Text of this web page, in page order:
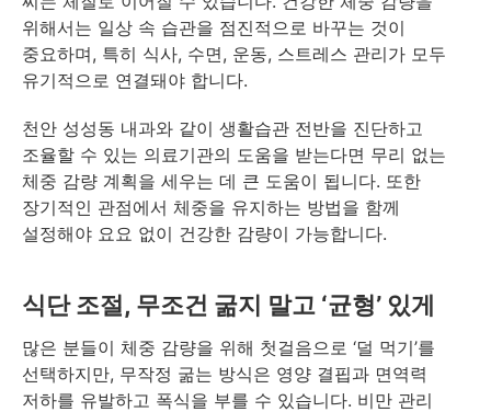
위해서는 일상 속 습관을 점진적으로 바꾸는 것이
중요하며, 특히 식사, 수면, 운동, 스트레스 관리가 모두
유기적으로 연결돼야 합니다.
천안 성성동 내과와 같이 생활습관 전반을 진단하고
조율할 수 있는 의료기관의 도움을 받는다면 무리 없는
체중 감량 계획을 세우는 데 큰 도움이 됩니다. 또한
장기적인 관점에서 체중을 유지하는 방법을 함께
설정해야 요요 없이 건강한 감량이 가능합니다.
식단 조절, 무조건 굶지 말고 ‘균형’ 있게
많은 분들이 체중 감량을 위해 첫걸음으로 ‘덜 먹기’를
선택하지만, 무작정 굶는 방식은 영양 결핍과 면역력
저하를 유발하고 폭식을 부를 수 있습니다. 비만 관리